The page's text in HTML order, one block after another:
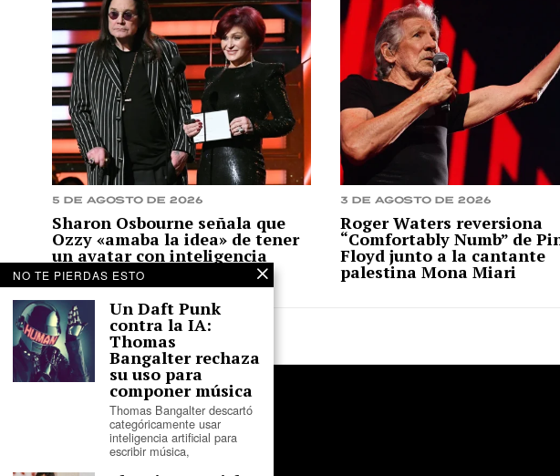
5 de agosto de 2026
Sharon Osbourne señala que
Ozzy «amaba la idea» de tener
un avatar con inteligencia
artificial
3 de agosto de 2026
Roger Waters reversiona
“Comfortably Numb” de
Floyd junto a la cantante
palestina Mona Miari
NO TE PIERDAS ESTO
Un Daft Punk
contra la IA:
Thomas
Bangalter rechaza
su uso para
componer música
Thomas Bangalter descartó
categóricamente usar
inteligencia artificial para
escribir música,